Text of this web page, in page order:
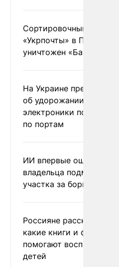
Сортировочный пункт
«Укрпочты» в
уничтожен
На Украине
об удорожании
электроники после
по портам
ИИ впервые
владельца
участка за борщевик
Россияне рассказали,
какие книги и фильмы
помогают воспитывать
детей